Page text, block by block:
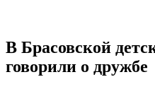
В Брасовской
говорили о дружбе